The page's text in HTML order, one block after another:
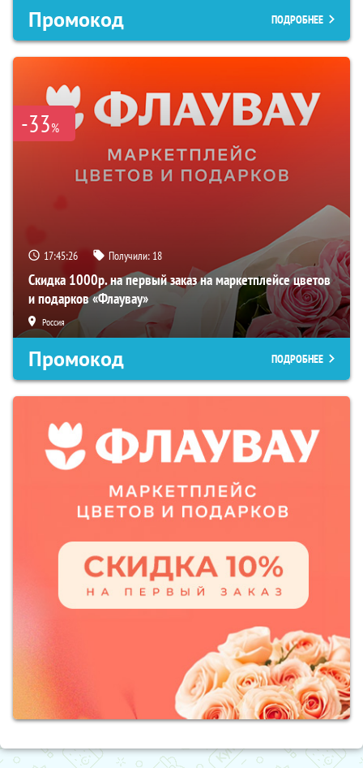
Промокод ПОДРОБНЕЕ
-33%
17:45:25 Получили: 18
Скидка 1000р. на первый заказ на маркетплейсе цветов
и подарков «Флаувау»
Россия
Промокод ПОДРОБНЕЕ